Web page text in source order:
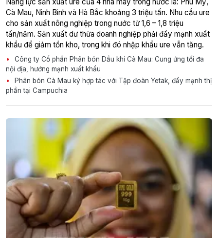
Cà Mau, Ninh Bình và Hà Bắc khoảng 3 triệu tấn. Nhu cầu ure
cho sản xuất nông nghiệp trong nước từ 1,6 – 1,8 triệu
tấn/năm. Sản xuất dư thừa doanh nghiệp phải đẩy mạnh xuất
khẩu để giảm tồn kho, trong khi đó nhập khẩu ure vẫn tăng.
Công ty Cổ phần Phân bón Dầu khí Cà Mau: Cung ứng tối đa
nội địa, hướng mạnh xuất khẩu
Phân bón Cà Mau ký hợp tác với Tập đoàn Yetak, đẩy mạnh thị
phần tại Campuchia